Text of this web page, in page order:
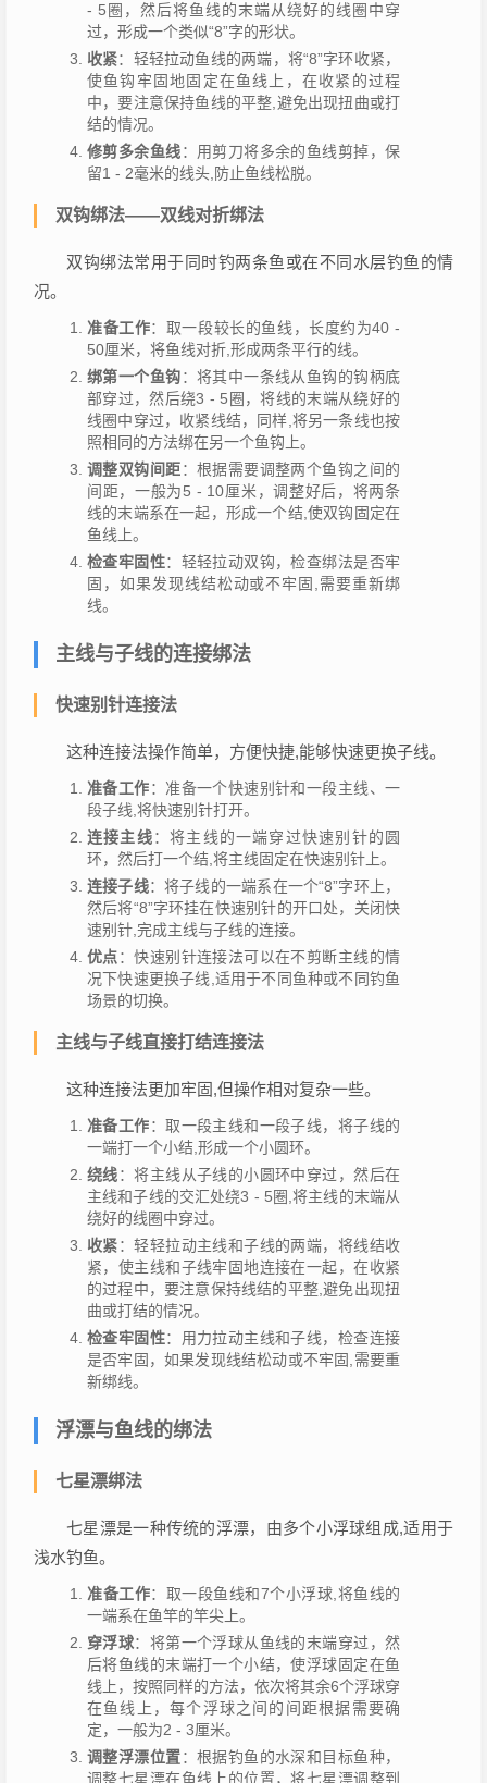
- 5圈，然后将鱼线的末端从绕好的线圈中穿
过，形成一个类似“8”字的形状。
收紧：轻轻拉动鱼线的两端，将“8”字环收紧，
使鱼钩牢固地固定在鱼线上，在收紧的过程
中，要注意保持鱼线的平整,避免出现扭曲或打
结的情况。
修剪多余鱼线：用剪刀将多余的鱼线剪掉，保
留1 - 2毫米的线头,防止鱼线松脱。
双钩绑法——双线对折绑法
双钩绑法常用于同时钓两条鱼或在不同水层钓鱼的情
况。
准备工作：取一段较长的鱼线，长度约为40 -
50厘米，将鱼线对折,形成两条平行的线。
绑第一个鱼钩：将其中一条线从鱼钩的钩柄底
部穿过，然后绕3 - 5圈，将线的末端从绕好的
线圈中穿过，收紧线结，同样,将另一条线也按
照相同的方法绑在另一个鱼钩上。
调整双钩间距：根据需要调整两个鱼钩之间的
间距，一般为5 - 10厘米，调整好后，将两条
线的末端系在一起，形成一个结,使双钩固定在
鱼线上。
检查牢固性：轻轻拉动双钩，检查绑法是否牢
固，如果发现线结松动或不牢固,需要重新绑
线。
主线与子线的连接绑法
快速别针连接法
这种连接法操作简单，方便快捷,能够快速更换子线。
准备工作：准备一个快速别针和一段主线、一
段子线,将快速别针打开。
连接主线：将主线的一端穿过快速别针的圆
环，然后打一个结,将主线固定在快速别针上。
连接子线：将子线的一端系在一个“8”字环上，
然后将“8”字环挂在快速别针的开口处，关闭快
速别针,完成主线与子线的连接。
优点：快速别针连接法可以在不剪断主线的情
况下快速更换子线,适用于不同鱼种或不同钓鱼
场景的切换。
主线与子线直接打结连接法
这种连接法更加牢固,但操作相对复杂一些。
准备工作：取一段主线和一段子线，将子线的
一端打一个小结,形成一个小圆环。
绕线：将主线从子线的小圆环中穿过，然后在
主线和子线的交汇处绕3 - 5圈,将主线的末端从
绕好的线圈中穿过。
收紧：轻轻拉动主线和子线的两端，将线结收
紧，使主线和子线牢固地连接在一起，在收紧
的过程中，要注意保持线结的平整,避免出现扭
曲或打结的情况。
检查牢固性：用力拉动主线和子线，检查连接
是否牢固，如果发现线结松动或不牢固,需要重
新绑线。
浮漂与鱼线的绑法
七星漂绑法
七星漂是一种传统的浮漂，由多个小浮球组成,适用于
浅水钓鱼。
准备工作：取一段鱼线和7个小浮球,将鱼线的
一端系在鱼竿的竿尖上。
穿浮球：将第一个浮球从鱼线的末端穿过，然
后将鱼线的末端打一个小结，使浮球固定在鱼
线上，按照同样的方法，依次将其余6个浮球穿
在鱼线上，每个浮球之间的间距根据需要确
定，一般为2 - 3厘米。
调整浮漂位置：根据钓鱼的水深和目标鱼种，
调整七星漂在鱼线上的位置，将七星漂调整到